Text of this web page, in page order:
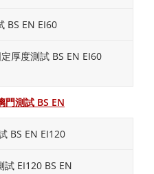
BS EN EI60
厚度測試 BS EN EI60
門測試 BS EN
BS EN EI120
試 EI120 BS EN